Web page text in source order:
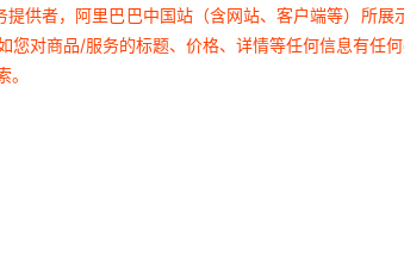
供者，阿里巴巴中国站（含网站、客户端等）所
对商品/服务的标题、价格、详情等任何信息有